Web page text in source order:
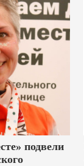
подвели